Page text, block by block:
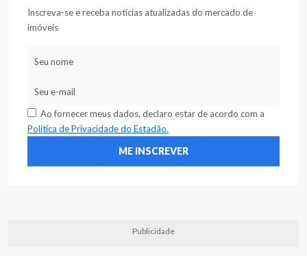
Inscreva-se e receba notícias atualizadas do mercado de
imóveis
Ao fornecer meus dados, declaro estar de acordo com a
Política de Privacidade do Estadão.
Publicidade